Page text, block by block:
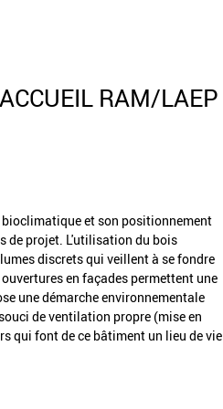
RAM/LAEP
et son positionnement
de projet. L'utilisation du bois
discrets qui veillent à se fondre
en façades permettent une
une démarche environnementale
de ventilation propre (mise en
qui font de ce bâtiment un lieu de vie